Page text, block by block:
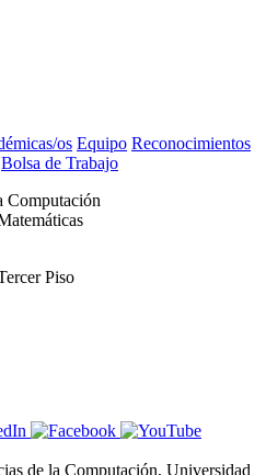
os Equipo Reconocimientos
Bolsa de Trabajo
Computación
Piso
de la Computación, Universidad